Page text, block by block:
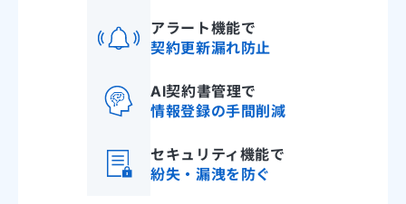
アラート機能で
契約更新漏れ防止
AI契約書管理で
情報登録の手間削減
セキュリティ機能で
紛失・漏洩を防ぐ